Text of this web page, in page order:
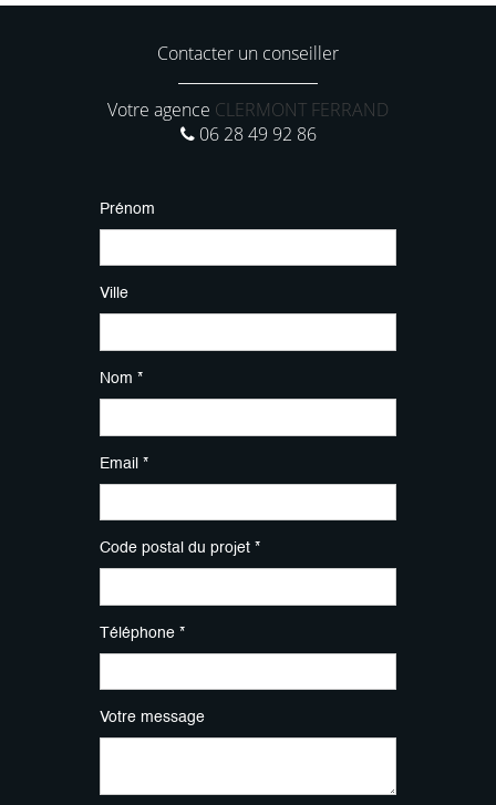
Contacter un conseiller
Votre agence CLERMONT FERRAND
06 28 49 92 86
Prénom
Ville
Nom *
Email *
Code postal du projet *
Téléphone *
Votre message